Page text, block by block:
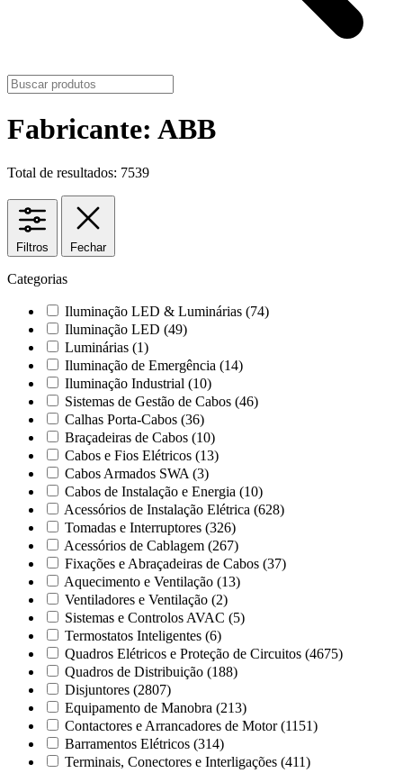
Fabricante: ABB
Total de resultados: 7539
Filtros Fechar
Categorias
Iluminação LED & Luminárias (74)
Iluminação LED (49)
Luminárias (1)
Iluminação de Emergência (14)
Iluminação Industrial (10)
Sistemas de Gestão de Cabos (46)
Calhas Porta-Cabos (36)
Braçadeiras de Cabos (10)
Cabos e Fios Elétricos (13)
Cabos Armados SWA (3)
Cabos de Instalação e Energia (10)
Acessórios de Instalação Elétrica (628)
Tomadas e Interruptores (326)
Acessórios de Cablagem (267)
Fixações e Abraçadeiras de Cabos (37)
Aquecimento e Ventilação (13)
Ventiladores e Ventilação (2)
Sistemas e Controlos AVAC (5)
Termostatos Inteligentes (6)
Quadros Elétricos e Proteção de Circuitos (4675)
Quadros de Distribuição (188)
Disjuntores (2807)
Equipamento de Manobra (213)
Contactores e Arrancadores de Motor (1151)
Barramentos Elétricos (314)
Terminais, Conectores e Interligações (411)